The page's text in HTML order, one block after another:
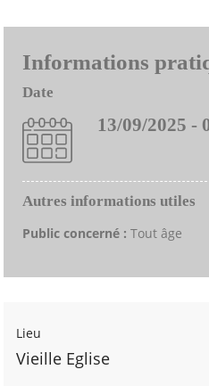
Informations
Date
13/09/2025 -
Autres informations utiles
Public concerné : Tout âge
Lieu
Vieille Eglise